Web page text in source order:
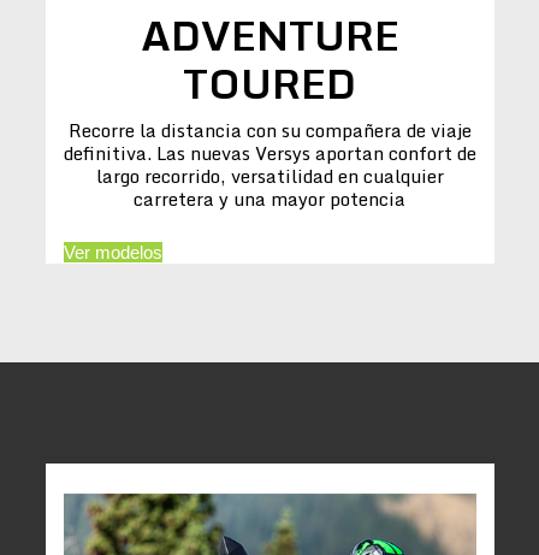
ADVENTURE
TOURED
Recorre la distancia con su compañera de viaje
definitiva. Las nuevas Versys aportan confort de
largo recorrido, versatilidad en cualquier
carretera y una mayor potencia
Ver modelos